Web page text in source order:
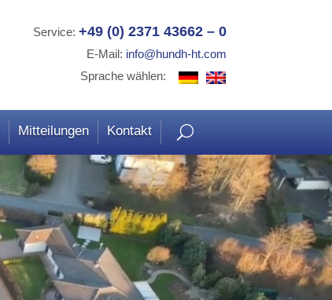
Service: +49 (0) 2371 43662 – 0
E-Mail: info@hundh-ht.com
Sprache wählen:
Mitteilungen Kontakt